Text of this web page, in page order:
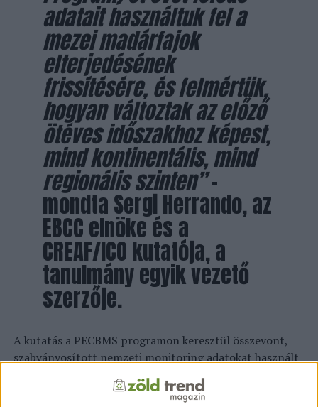
adatait használtuk fel a
mezei madárfajok
elterjedésének
frissítésére, és felmértük,
hogyan változtak az előző
ötéves időszakhoz képest,
mind kontinentális, mind
regionális szinten”–
mondta Sergi Herrando, az
EBCC elnöke és a
CREAF/ICO kutatója, a
tanulmány egyik vezető
szerzője.
A kutatás a PECBMS programon keresztül összevont,
szabványosított nemzeti monitoring adatokat használt
50 európai mezei madárfajra vonatkozóan, a 2018 és
2022 közötti időszakból. Ezekből 10×10 km-es